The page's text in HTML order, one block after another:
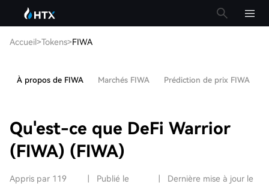
Accueil>Tokens>FIWA
À propos de FIWA Marchés FIWA Prédiction de prix FIWA
Qu'est-ce que DeFi Warrior
(FIWA) (FIWA)
Appris par 119
Publié le
Dernière mise à jour le